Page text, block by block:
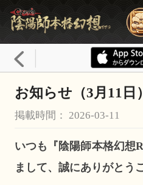
お知らせ（3月11日）
掲載時間： 2026-03-11
いつも『陰陽師本格幻想
まして、誠にありがとう